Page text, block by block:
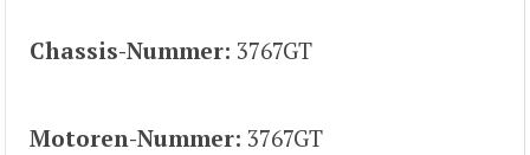
Chassis-Nummer: 3767GT
Motoren-Nummer: 3767GT